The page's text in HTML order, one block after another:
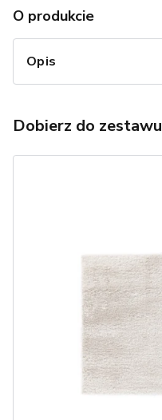
O produkcie
Opis
Dobierz do zestawu